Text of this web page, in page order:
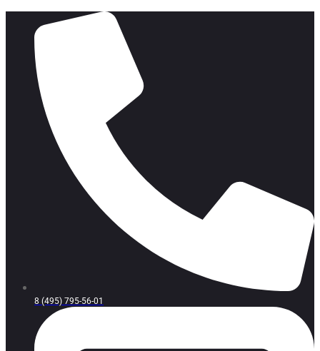
8 (495) 795-56-01